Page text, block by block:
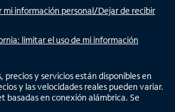
mi información personal/Dejar de recibir
limitar el uso de mi información
precios y servicios están disponibles en
y las velocidades reales pueden variar.
basadas en conexión alámbrica. Se